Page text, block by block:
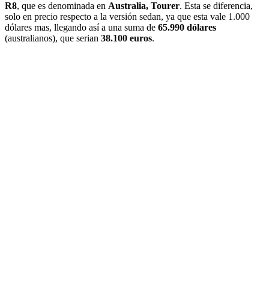
R8, que es denominada en Australia, Tourer. Esta se diferencia,
solo en precio respecto a la versión sedan, ya que esta vale 1.000
dólares mas, llegando así a una suma de 65.990 dólares
(australianos), que serian 38.100 euros.